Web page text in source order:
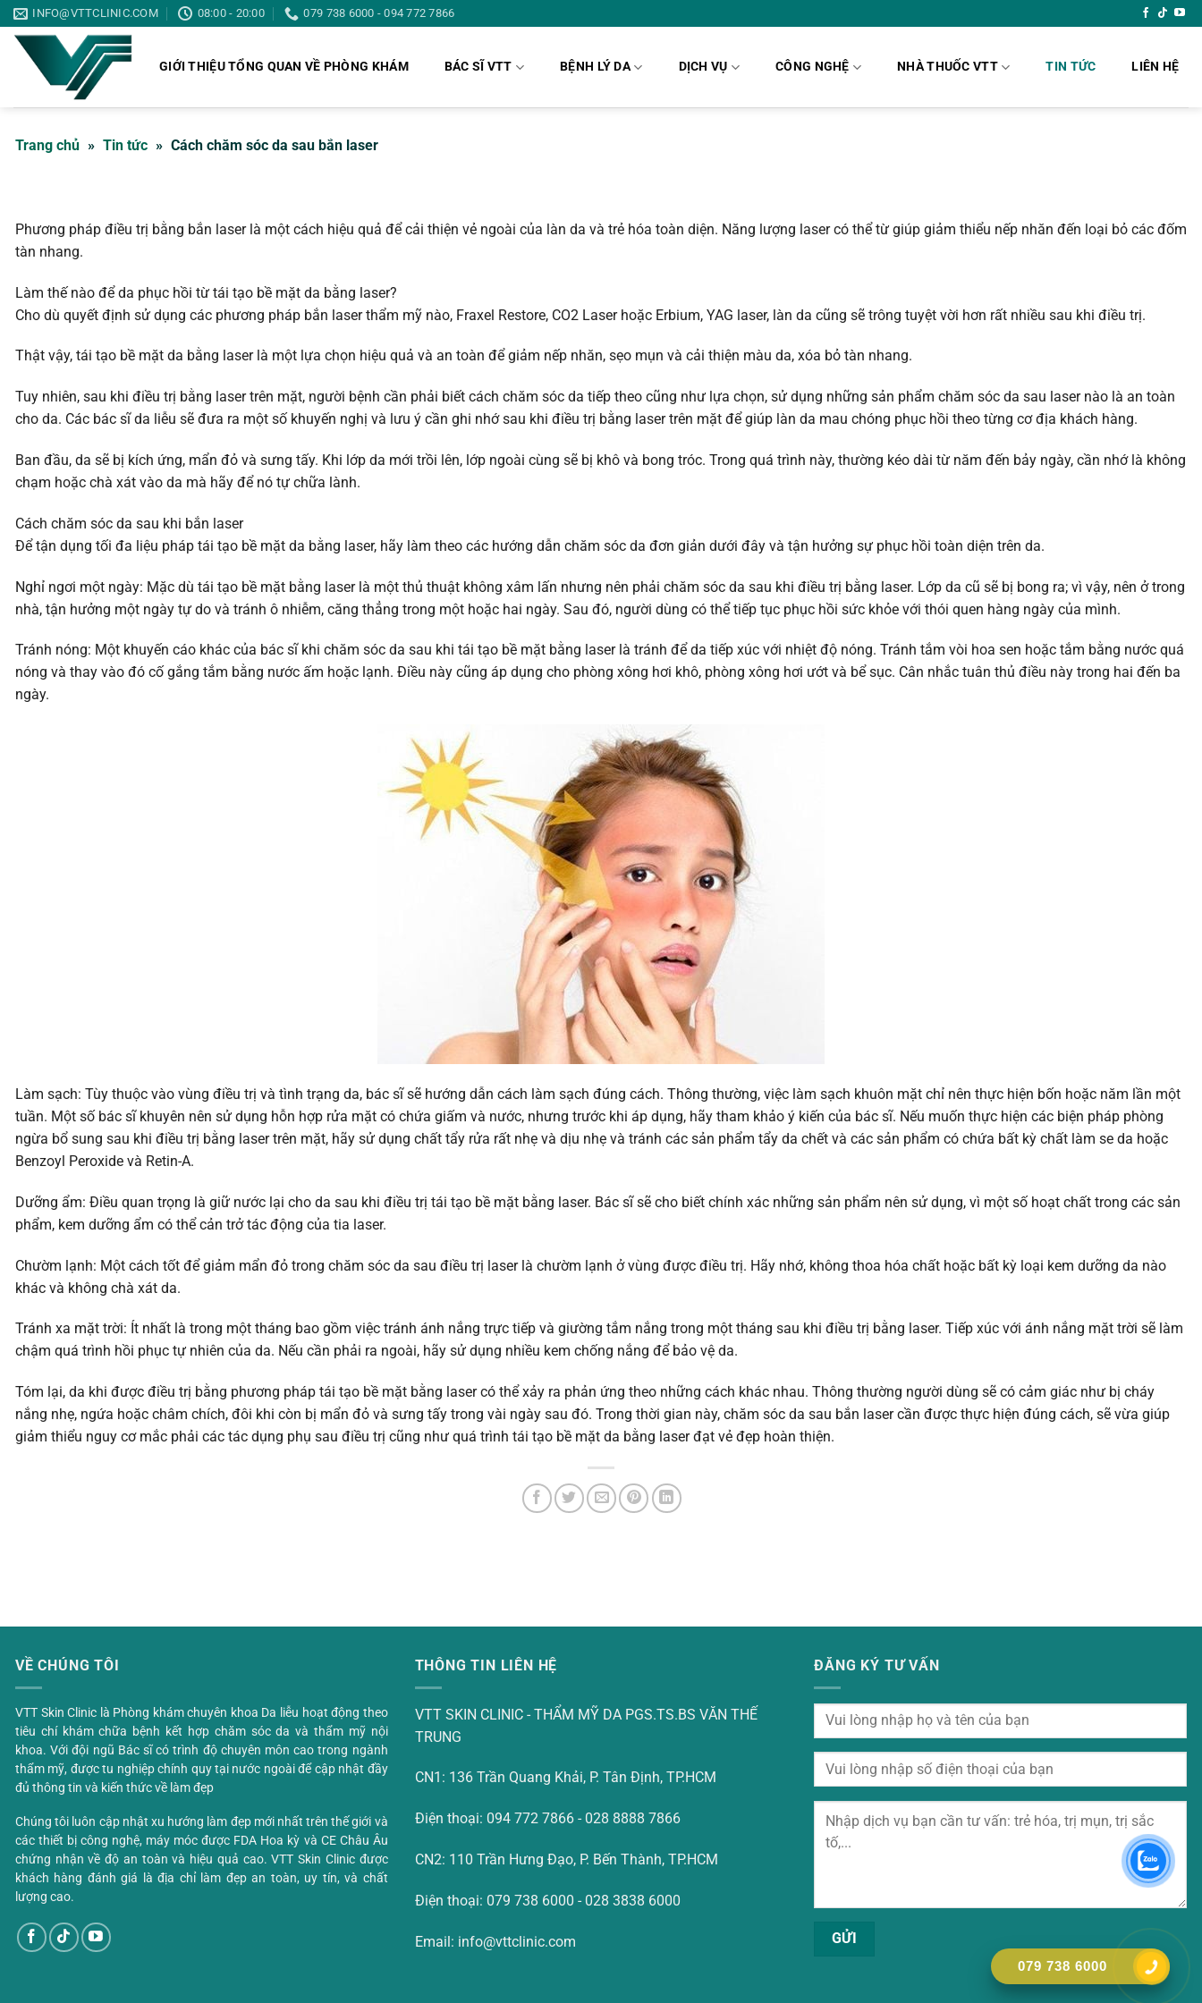
Skip
to
content
INFO@VTTCLINIC.COM 08:00 - 20:00 079 738 6000 - 094 772 7866
GIỚI THIỆU TỔNG QUAN VỀ PHÒNG KHÁM BÁC SĨ VTT BỆNH LÝ DA DỊCH VỤ CÔNG NGHỆ NHÀ THUỐC VTT TIN TỨC LIÊN HỆ
Trang chủ » Tin tức » Cách chăm sóc da sau bắn laser
Phương pháp điều trị bằng bắn laser là một cách hiệu quả để cải thiện vẻ ngoài của làn da và trẻ hóa toàn diện. Năng lượng laser có thể từ giúp giảm thiểu nếp nhăn đến loại bỏ các đốm
tàn nhang.
Làm thế nào để da phục hồi từ tái tạo bề mặt da bằng laser?
Cho dù quyết định sử dụng các phương pháp bắn laser thẩm mỹ nào, Fraxel Restore, CO2 Laser hoặc Erbium, YAG laser, làn da cũng sẽ trông tuyệt vời hơn rất nhiều sau khi điều trị.
Thật vậy, tái tạo bề mặt da bằng laser là một lựa chọn hiệu quả và an toàn để giảm nếp nhăn, sẹo mụn và cải thiện màu da, xóa bỏ tàn nhang.
Tuy nhiên, sau khi điều trị bằng laser trên mặt, người bệnh cần phải biết cách chăm sóc da tiếp theo cũng như lựa chọn, sử dụng những sản phẩm chăm sóc da sau laser nào là an toàn
cho da. Các bác sĩ da liễu sẽ đưa ra một số khuyến nghị và lưu ý cần ghi nhớ sau khi điều trị bằng laser trên mặt để giúp làn da mau chóng phục hồi theo từng cơ địa khách hàng.
Ban đầu, da sẽ bị kích ứng, mẩn đỏ và sưng tấy. Khi lớp da mới trồi lên, lớp ngoài cùng sẽ bị khô và bong tróc. Trong quá trình này, thường kéo dài từ năm đến bảy ngày, cần nhớ là không
chạm hoặc chà xát vào da mà hãy để nó tự chữa lành.
Cách chăm sóc da sau khi bắn laser
Để tận dụng tối đa liệu pháp tái tạo bề mặt da bằng laser, hãy làm theo các hướng dẫn chăm sóc da đơn giản dưới đây và tận hưởng sự phục hồi toàn diện trên da.
Nghỉ ngơi một ngày: Mặc dù tái tạo bề mặt bằng laser là một thủ thuật không xâm lấn nhưng nên phải chăm sóc da sau khi điều trị bằng laser. Lớp da cũ sẽ bị bong ra; vì vậy, nên ở trong
nhà, tận hưởng một ngày tự do và tránh ô nhiễm, căng thẳng trong một hoặc hai ngày. Sau đó, người dùng có thể tiếp tục phục hồi sức khỏe với thói quen hàng ngày của mình.
Tránh nóng: Một khuyến cáo khác của bác sĩ khi chăm sóc da sau khi tái tạo bề mặt bằng laser là tránh để da tiếp xúc với nhiệt độ nóng. Tránh tắm vòi hoa sen hoặc tắm bằng nước quá
nóng và thay vào đó cố gắng tắm bằng nước ấm hoặc lạnh. Điều này cũng áp dụng cho phòng xông hơi khô, phòng xông hơi ướt và bể sục. Cân nhắc tuân thủ điều này trong hai đến ba
ngày.
Làm sạch: Tùy thuộc vào vùng điều trị và tình trạng da, bác sĩ sẽ hướng dẫn cách làm sạch đúng cách. Thông thường, việc làm sạch khuôn mặt chỉ nên thực hiện bốn hoặc năm lần một
tuần. Một số bác sĩ khuyên nên sử dụng hỗn hợp rửa mặt có chứa giấm và nước, nhưng trước khi áp dụng, hãy tham khảo ý kiến ​​của bác sĩ. Nếu muốn thực hiện các biện pháp phòng
ngừa bổ sung sau khi điều trị bằng laser trên mặt, hãy sử dụng chất tẩy rửa rất nhẹ và dịu nhẹ và tránh các sản phẩm tẩy da chết và các sản phẩm có chứa bất kỳ chất làm se da hoặc
Benzoyl Peroxide và Retin-A.
Dưỡng ẩm: Điều quan trọng là giữ nước lại cho da sau khi điều trị tái tạo bề mặt bằng laser. Bác sĩ sẽ cho biết chính xác những sản phẩm nên sử dụng, vì một số hoạt chất trong các sản
phẩm, kem dưỡng ẩm có thể cản trở tác động của tia laser.
Chườm lạnh: Một cách tốt để giảm mẩn đỏ trong chăm sóc da sau điều trị laser là chườm lạnh ở vùng được điều trị. Hãy nhớ, không thoa hóa chất hoặc bất kỳ loại kem dưỡng da nào
khác và không chà xát da.
Tránh xa mặt trời: Ít nhất là trong một tháng bao gồm việc tránh ánh nắng trực tiếp và giường tắm nắng trong một tháng sau khi điều trị bằng laser. Tiếp xúc với ánh nắng mặt trời sẽ làm
chậm quá trình hồi phục tự nhiên của da. Nếu cần phải ra ngoài, hãy sử dụng nhiều kem chống nắng để bảo vệ da.
Tóm lại, da khi được điều trị bằng phương pháp tái tạo bề mặt bằng laser có thể xảy ra phản ứng theo những cách khác nhau. Thông thường người dùng sẽ có cảm giác như bị cháy
nắng nhẹ, ngứa hoặc châm chích, đôi khi còn bị mẩn đỏ và sưng tấy trong vài ngày sau đó. Trong thời gian này, chăm sóc da sau bắn laser cần được thực hiện đúng cách, sẽ vừa giúp
giảm thiểu nguy cơ mắc phải các tác dụng phụ sau điều trị cũng như quá trình tái tạo bề mặt da bằng laser đạt vẻ đẹp hoàn thiện.
VỀ CHÚNG TÔI
VTT Skin Clinic là Phòng khám chuyên khoa Da liễu hoạt động theo
tiêu chí khám chữa bệnh kết hợp chăm sóc da và thẩm mỹ nội
khoa. Với đội ngũ Bác sĩ có trình độ chuyên môn cao trong ngành
thẩm mỹ, được tu nghiệp chính quy tại nước ngoài để cập nhật đầy
đủ thông tin và kiến thức về làm đẹp
Chúng tôi luôn cập nhật xu hướng làm đẹp mới nhất trên thế giới và
các thiết bị công nghệ, máy móc được FDA Hoa kỳ và CE Châu Âu
chứng nhận về độ an toàn và hiệu quả cao. VTT Skin Clinic được
khách hàng đánh giá là địa chỉ làm đẹp an toàn, uy tín, và chất
lượng cao.
THÔNG TIN LIÊN HỆ
VTT SKIN CLINIC - THẨM MỸ DA PGS.TS.BS VĂN THẾ
TRUNG
CN1: 136 Trần Quang Khải, P. Tân Định, TP.HCM
Điện thoại: 094 772 7866 - 028 8888 7866
CN2: 110 Trần Hưng Đạo, P. Bến Thành, TP.HCM
Điện thoại: 079 738 6000 - 028 3838 6000
Email: info@vttclinic.com
ĐĂNG KÝ TƯ VẤN
079 738 6000